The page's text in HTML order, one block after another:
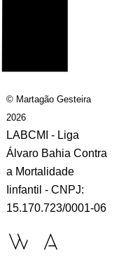
© Martagão Gesteira
2026
LABCMI - Liga
Álvaro Bahia Contra
a Mortalidade
Iinfantil - CNPJ:
15.170.723/0001-06